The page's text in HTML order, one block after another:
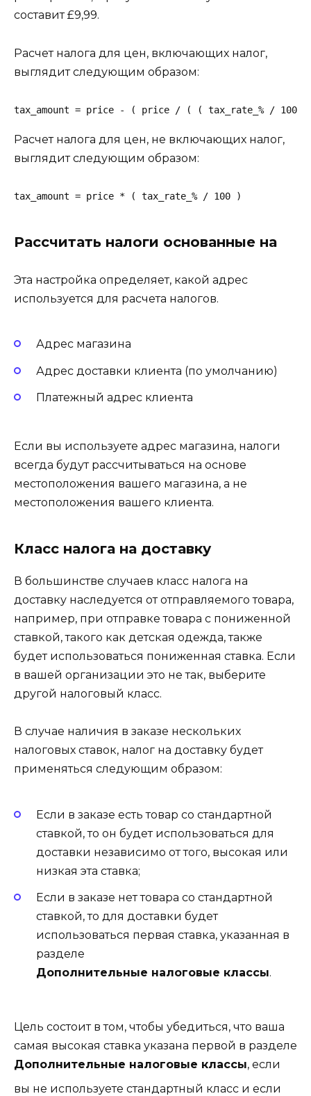
составит £9,99.
Расчет налога для цен, включающих налог,
выглядит следующим образом:
tax_amount = price - ( price / ( ( tax_rate_% / 100
Расчет налога для цен, не включающих налог,
выглядит следующим образом:
tax_amount = price * ( tax_rate_% / 100 )
Рассчитать налоги основанные на
Эта настройка определяет, какой адрес
используется для расчета налогов.
Адрес магазина
Адрес доставки клиента (по умолчанию)
Платежный адрес клиента
Если вы используете адрес магазина, налоги
всегда будут рассчитываться на основе
местоположения вашего магазина, а не
местоположения вашего клиента.
Класс налога на доставку
В большинстве случаев класс налога на
доставку наследуется от отправляемого товара,
например, при отправке товара с пониженной
ставкой, такого как детская одежда, также
будет использоваться пониженная ставка. Если
в вашей организации это не так, выберите
другой налоговый класс.
В случае наличия в заказе нескольких
налоговых ставок, налог на доставку будет
применяться следующим образом:
Если в заказе есть товар со стандартной
ставкой, то он будет использоваться для
доставки независимо от того, высокая или
низкая эта ставка;
Если в заказе нет товара со стандартной
ставкой, то для доставки будет
использоваться первая ставка, указанная в
разделе
Дополнительные налоговые классы.
Цель состоит в том, чтобы убедиться, что ваша
самая высокая ставка указана первой в разделе
Дополнительные налоговые классы, если
вы не используете стандартный класс и если